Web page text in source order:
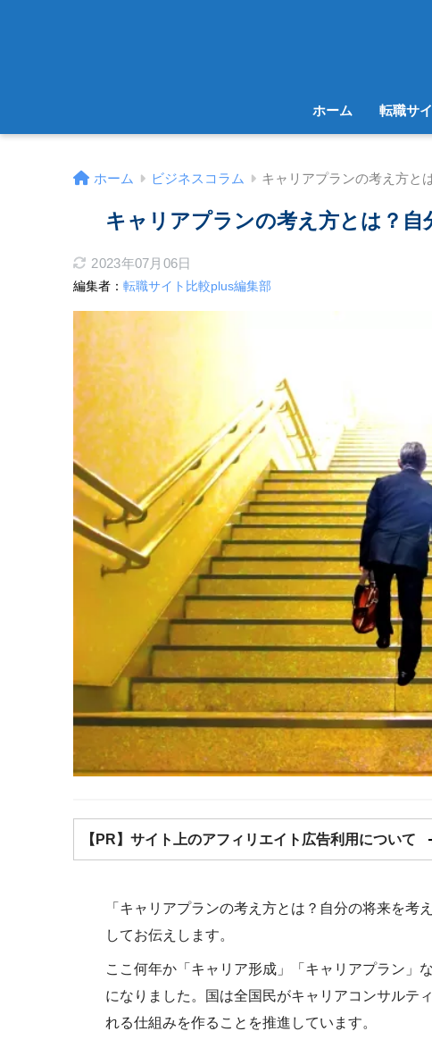
ホーム 転職サ
ホーム ビジネスコラム キャリアプランの考え方と
キャリアプランの考え方とは？自
2023年07月06日
編集者： 転職サイト比較plus編集部
【PR】サイト上のアフィリエイト広告利用について
「キャリアプランの考え方とは？自分の将来を考
してお伝えします。
ここ何年か「キャリア形成」「キャリアプラン」
になりました。国は全国民がキャリアコンサルテ
れる仕組みを作ることを推進しています。